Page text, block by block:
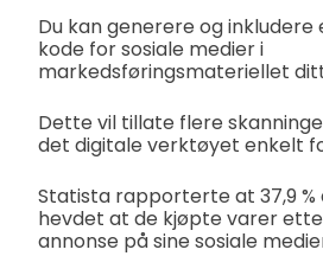
Du kan generere og inkludere
kode for sosiale medier i
markedsføringsmateriellet
Dette vil tillate flere
det digitale verktøyet enkelt
Statista rapporterte at 37,9
hevdet at de kjøpte varer
annonse på sine sosiale